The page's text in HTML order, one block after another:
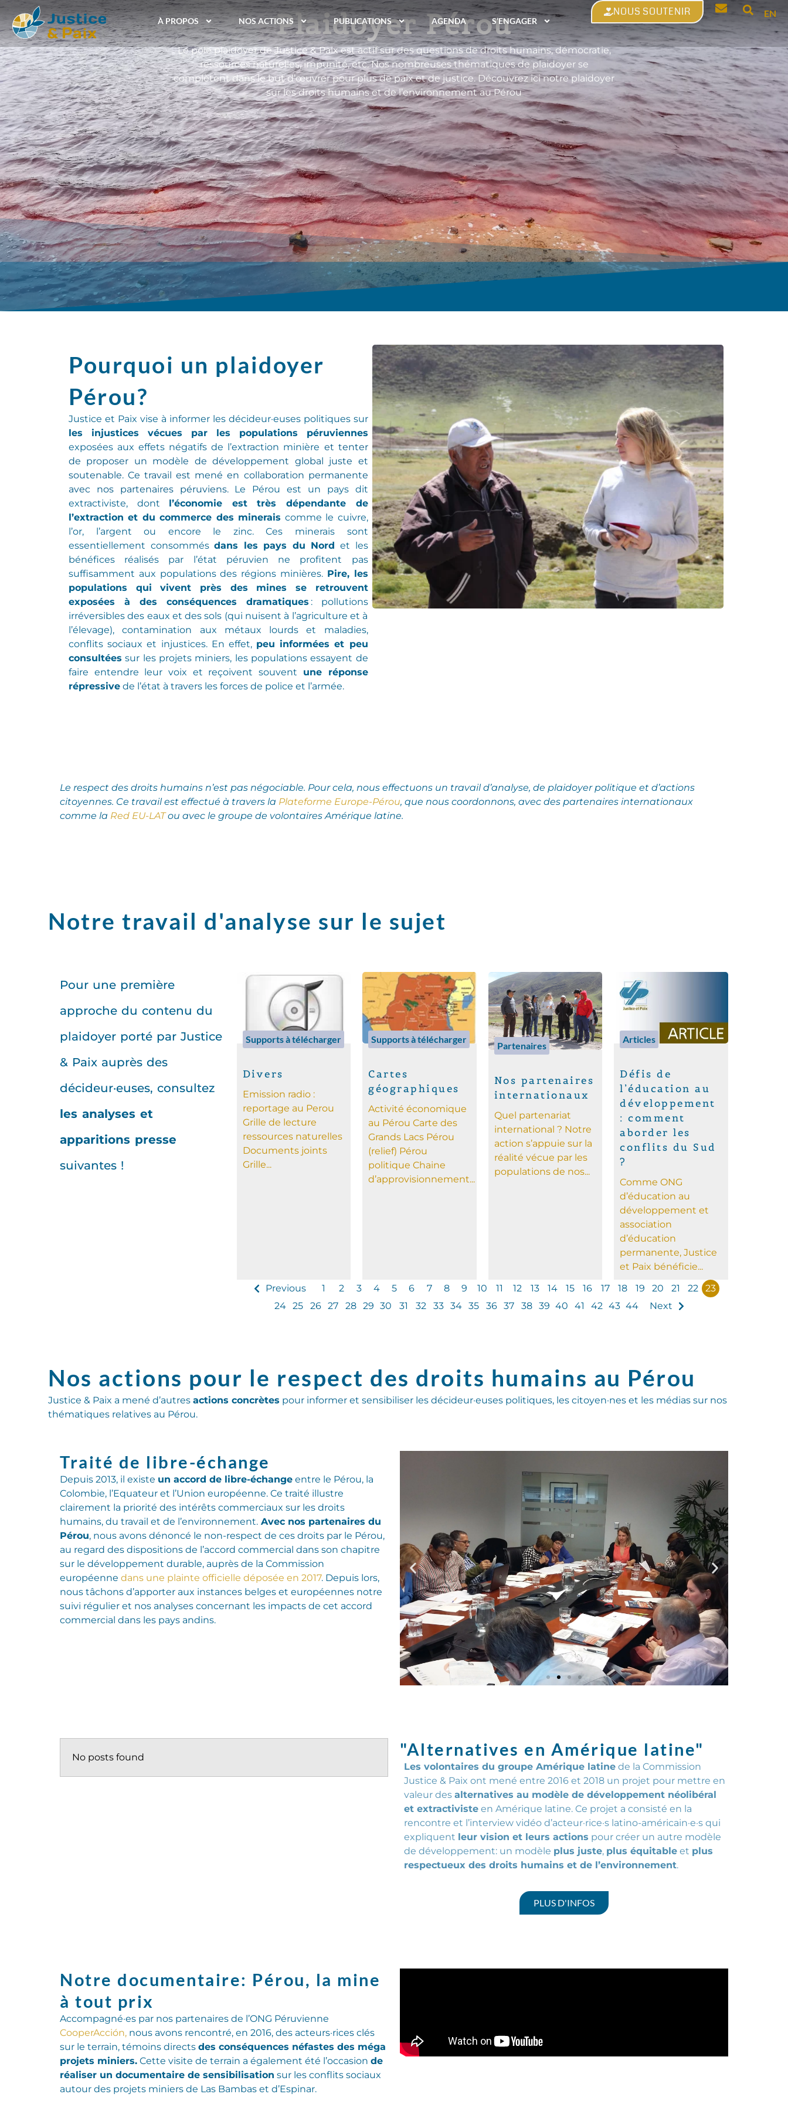
À PROPOS NOS ACTIONS PUBLICATIONS AGENDA S’ENGAGER
NOUS SOUTENIR EN
Plaidoyer Pérou
Le pôle plaidoyer de Justice & Paix est actif sur des questions de droits humains, démocratie,
ressources naturelles, impunité, etc. Nos nombreuses thématiques de plaidoyer se
complètent dans le but d’œuvrer pour plus de paix et de justice. Découvrez ici notre plaidoyer
sur les droits humains et de l’environnement au Pérou
Pourquoi un plaidoyer
Pérou?
Justice et Paix vise à informer les décideur·eusespolitiques sur
les injustices vécues par les populations péruviennes
exposées aux effets négatifs de l’extraction minière et tenter
de proposer un modèle de développement global juste et
soutenable. Ce travail est mené en collaboration permanente
avec nos partenaires péruviens.
Le Pérou est un pays dit
extractiviste, dont l’économie est très dépendante de
l’extraction et du commerce des minerais comme le cuivre,
l’or, l’argent ou encore le zinc.Ces minerais sont
essentiellement consommésdans les pays du Nord et les
bénéfices réalisés par l’état péruvien ne profitent pas
suffisamment aux populations des régions minières. Pire, les
populations qui vivent près des mines se retrouvent
exposées à des conséquences dramatiques : pollutions
irréversibles des eaux et des sols (qui nuisent à l’agriculture et à
l’élevage),contamination aux métaux lourds et maladies,
conflits sociaux et injustices.En effet, peu informées et peu
consultées sur les projets miniers, les populationsessayent de
faire entendre leur voix et reçoivent souvent une réponse
répressive de l’état à travers les forces de police et l’armée.
Le respect des droits humains n’est pas négociable. Pour cela, nous effectuons un travail d’analyse, de plaidoyer politique et d’actions
citoyennes. Ce travail est effectué à travers la Plateforme Europe-Pérou, que nous coordonnons, avec des partenaires internationaux
comme la Red EU-LATou avec le groupe de volontaires Amérique latine.
Notre travail d'analyse sur le sujet
Pour une première
approche du contenu du
plaidoyer porté par Justice
& Paix auprès des
décideur·euses, consultez
les analyses et
apparitions presse
suivantes !
Supports à télécharger
Divers
Emission radio :
reportage au Perou
Grille de lecture
ressources naturelles
Documents joints
Grille...
Supports à télécharger
Cartes
géographiques
Activité économique
au Pérou Carte des
Grands Lacs Pérou
(relief) Pérou
politique Chaine
d’approvisionnement...
Partenaires
Nos partenaires
internationaux
Quel partenariat
international ? Notre
action s’appuie sur la
réalité vécue par les
populations de nos...
Articles
Défis de
l’éducation au
développement
: comment
aborder les
conflits du Sud
?
Comme ONG
d’éducation au
développement et
association
d’éducation
permanente, Justice
et Paix bénéficie...
Previous
1 2 3 4 5 6 7 8 9 10 11 12 13 14 15 16 17 18 19 20 21 22
23
24 25 26 27 28 29 30 31 32 33 34 35 36 37 38 39 40 41 42 43 44 Next
Nos actions pour le respect des droits humains au Pérou
Justice & Paix a mené d’autres actions concrètes pour informer et sensibiliser les décideur·euses politiques, les citoyen·nes et les médias sur nos
thématiques relatives au Pérou.
Traité de libre-échange
Depuis 2013, il existe un accord de libre-échange entre le Pérou, la
Colombie, l’Equateur et l’Union européenne. Ce traité illustre
clairement la priorité des intérêts commerciaux sur les droits
humains, du travail et de l’environnement. Avec nos partenaires du
Pérou, nous avons dénoncé le non-respect de ces droits par le Pérou,
au regard des dispositions de l’accord commercial dans son chapitre
sur le développement durable, auprès de la Commission
européenne dans une plainte officielle déposée en 2017. Depuis lors,
nous tâchons d’apporter aux instances belges et européennes notre
suivi régulier et nos analyses concernant les impacts de cet accord
commercial dans les pays andins.
No posts found "Alternatives en Amérique latine"
Les volontaires du groupe Amérique latine de la Commission
Justice & Paix ont mené entre 2016 et 2018 un projet pour mettre en
valeur des alternatives au modèle de développement néolibéral
et extractiviste en Amérique latine. Ce projet a consisté en la
rencontre et l’interview vidéo d’acteur·rice·s latino-américain·e·s qui
expliquent leur vision et leurs actions pour créer un autre modèle
de développement: un modèle plus juste, plus équitable et plus
respectueux des droits humains et de l’environnement.
PLUS D'INFOS
Notre documentaire: Pérou, la mine
à tout prix
Accompagné·es par nos partenaires de l’ONG Péruvienne
CooperAcción, nous avons rencontré, en 2016, des acteurs·rices clés
sur le terrain, témoins directs des conséquences néfastes des méga
projets miniers. Cette visite de terrain a également été l’occasion de
réaliser un documentaire de sensibilisation sur les conflits sociaux
autour des projets miniers de Las Bambas et d’Espinar.